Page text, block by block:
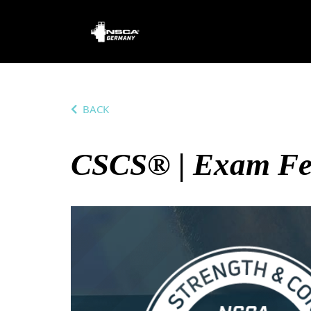
BACK
CSCS® | Exam